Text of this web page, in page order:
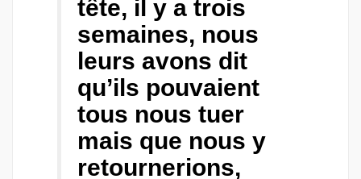
tête, il y a trois
semaines, nous
leurs avons dit
qu’ils pouvaient
tous nous tuer
mais que nous y
retournerions,